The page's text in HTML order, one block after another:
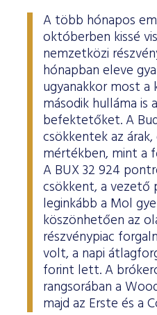
A több hónapos
októberben kissé
nemzetközi
hónapban eleve
ugyanakkor most a
második hulláma is
befektetőket. A
csökkentek az
mértékben, mint a
A BUX 32 924
csökkent, a vezető
leginkább a Mol
köszönhetően az
részvénypiac
volt, a napi
forint lett. A
rangsorában a
majd az Erste és a